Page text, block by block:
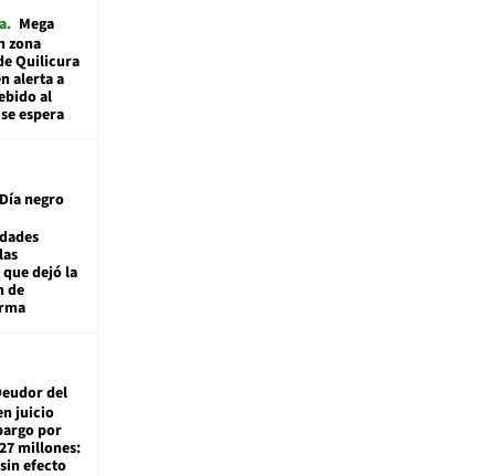
Mega
zona
Quilicura
alerta a
al
espera
negro
dejó la
de
del
juicio
por
millones:
efecto